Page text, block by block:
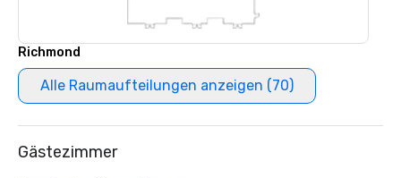
Richmond
Alle Raumaufteilungen anzeigen (70)
Gästezimmer